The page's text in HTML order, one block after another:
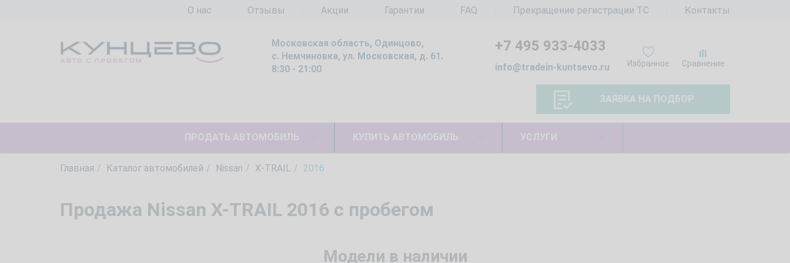
О нас Отзывы Акции Гарантии FAQ Прекращение регистрации ТС Контакты
Московская область, Одинцово,
с. Немчиновка, ул. Московская, д. 61.
8:30 - 21:00
Избранное Сравнение
+7 495 933-4033
info@tradein-kuntsevo.ru
ЗАЯВКА НА ПОДБОР
ПРОДАТЬ АВТОМОБИЛЬ КУПИТЬ АВТОМОБИЛЬ УСЛУГИ
Главная Каталог автомобилей Nissan X-TRAIL 2016
Продажа Nissan X-TRAIL 2016 с пробегом
Модели в наличии